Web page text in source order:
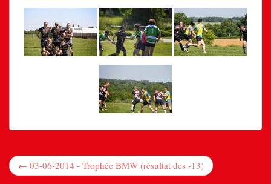
← 03-06-2014 - Trophée BMW (résultat des -13)